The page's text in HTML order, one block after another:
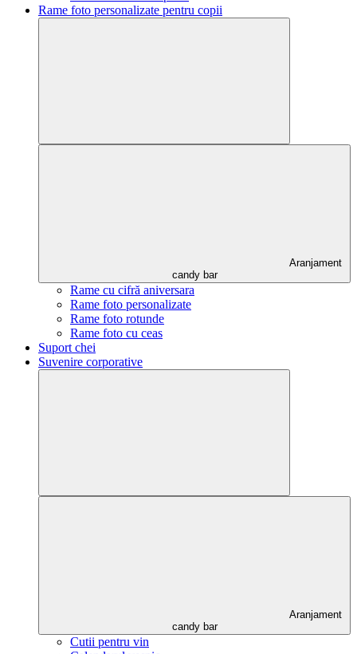
Rame foto personalizate pentru copii
Aranjament
candy bar
Rame cu cifră aniversara
Rame foto personalizate
Rame foto rotunde
Rame foto cu ceas
Suport chei
Suvenire corporative
Aranjament
candy bar
Cutii pentru vin